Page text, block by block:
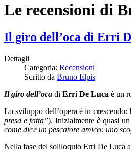
Le recensioni di
Il giro dell’oca di Erri
Dettagli
Categoria: Recensioni
Scritto da Bruno Elpis
Il giro dell’oca di Erri De Luca è un
Lo sviluppo dell’opera è in
presa e fatta”). Inizialmente è quasi
come dice un pescatore amico: uno
Nella fase del soliloquio Erri De Luca